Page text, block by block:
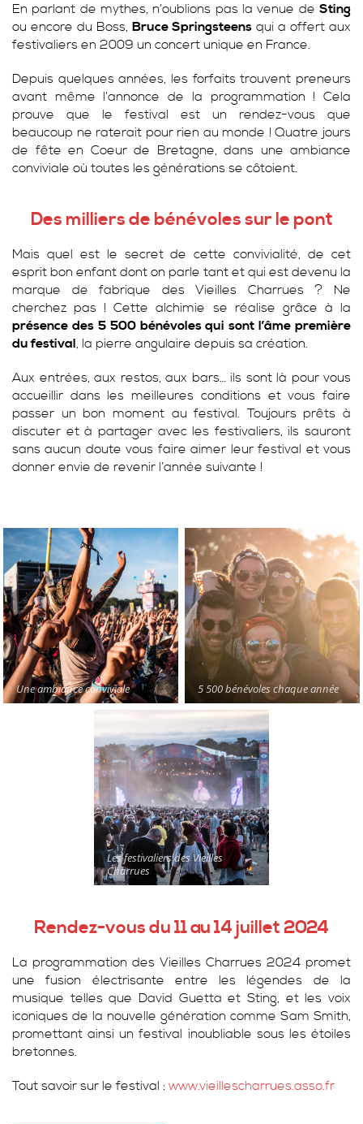
En parlant de mythes, n’oublions pas la venue de Sting
ou encore du Boss, Bruce Springsteens qui a offert aux
festivaliers en 2009 un concert unique en France.
Depuis quelques années, les forfaits trouvent preneurs
avant même l’annonce de la programmation ! Cela
prouve que le festival est un rendez-vous que
beaucoup ne raterait pour rien au monde ! Quatre jours
de fête en Coeur de Bretagne, dans une ambiance
conviviale où toutes les générations se côtoient.
Des milliers de bénévoles sur le pont
Mais quel est le secret de cette convivialité, de cet
esprit bon enfant dont on parle tant et qui est devenu la
marque de fabrique des Vieilles Charrues ? Ne
cherchez pas ! Cette alchimie se réalise grâce à la
présence des 5 500 bénévoles qui sont l’âme première
du festival, la pierre angulaire depuis sa création.
Aux entrées, aux restos, aux bars… ils sont là pour vous
accueillir dans les meilleures conditions et vous faire
passer un bon moment au festival. Toujours prêts à
discuter et à partager avec les festivaliers, ils sauront
sans aucun doute vous faire aimer leur festival et vous
donner envie de revenir l’année suivante !
Une ambiance conviviale 5 500 bénévoles chaque année
Les festivaliers des Vieilles
Charrues
Rendez-vous du 11 au 14 juillet 2024
La programmation des Vieilles Charrues 2024 promet
une fusion électrisante entre les légendes de la
musique telles que David Guetta et Sting, et les voix
iconiques de la nouvelle génération comme Sam Smith,
promettant ainsi un festival inoubliable sous les étoiles
bretonnes.
Tout savoir sur le festival : www.vieillescharrues.asso.fr